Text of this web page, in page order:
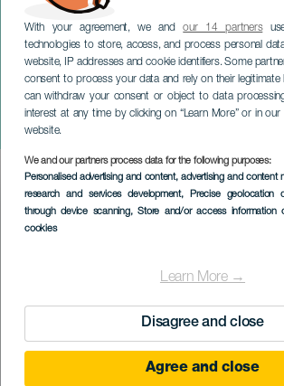
With your agreement, we andour 14 partners
technologies to store, access, and process personal
website, IP addresses and cookie identifiers. Some
consent to process your data and rely on their legitimate
can withdraw your consent or object to data
interest at any time by clicking on “Learn More” or in
website.
We and our partners process data for the following purposes:
Personalised advertising and content, advertising and content
research and services development, Precise geolocation
through device scanning, Store and/or access information
cookies
Learn More →
Disagree and close
Agree and close
San Roque
TENERIFE
Imagen
Listado